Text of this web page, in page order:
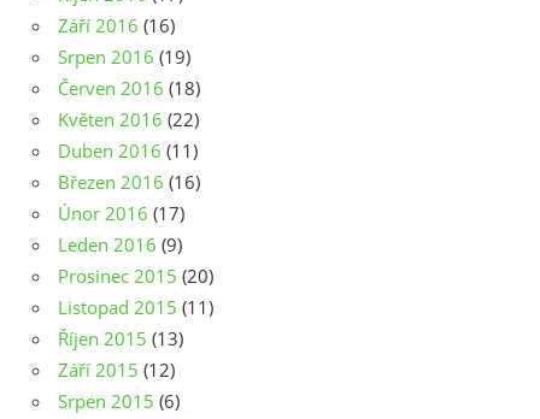
Září 2016 (16)
Srpen 2016 (19)
Červen 2016 (18)
Květen 2016 (22)
Duben 2016 (11)
Březen 2016 (16)
Únor 2016 (17)
Leden 2016 (9)
Prosinec 2015 (20)
Listopad 2015 (11)
Říjen 2015 (13)
Září 2015 (12)
Srpen 2015 (6)